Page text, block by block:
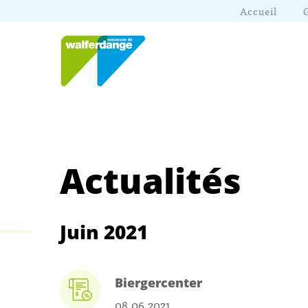
Accueil
Actualités
Juin 2021
Biergercenter